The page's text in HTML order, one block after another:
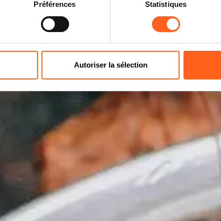
Préférences Statistiques
Autoriser la sélection
couscous aux fêtes dédiées aux